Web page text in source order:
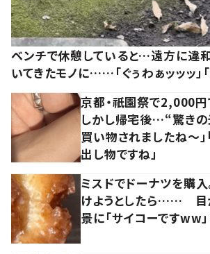
ベンチで休憩していると…遠方に違和
いてきたモノに……「ぐぅわぁッッッ」
京都・祇園祭で2,000
しかし帰宅後…“驚きの
買い物されましたね～」
出し物ですね」
ミスドでドーナツを購
けようとしたら…… 目
景に「サイコーですww」